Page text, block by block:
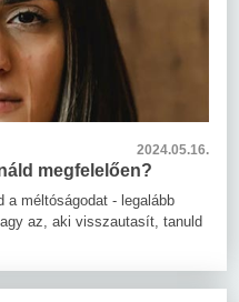
2024.05.16.
megfelelően?
méltóságodat - legalább
az, aki visszautasít, tanuld